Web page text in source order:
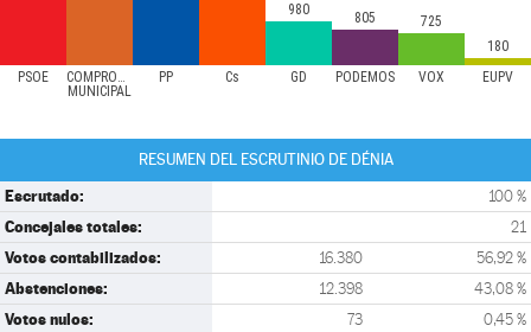
PSOE
COMPROMIS
MUNICIPAL
PP Cs GD PODEMOS VOX EUPV
980
805
725
180
RESUMEN DEL ESCRUTINIO DE DÉNIA
Escrutado: 100 %
Concejales totales: 21
Votos contabilizados: 16.380 56,92 %
Abstenciones: 12.398 43,08 %
Votos nulos: 73 0,45 %